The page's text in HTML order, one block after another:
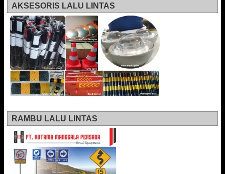
AKSESORIS LALU LINTAS
RAMBU LALU LINTAS